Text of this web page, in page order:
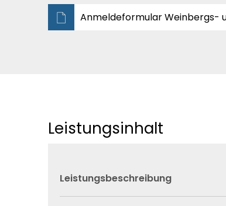
Anmeldeformular Weinbergs-
Leistungsinhalt
Leistungsbeschreibung